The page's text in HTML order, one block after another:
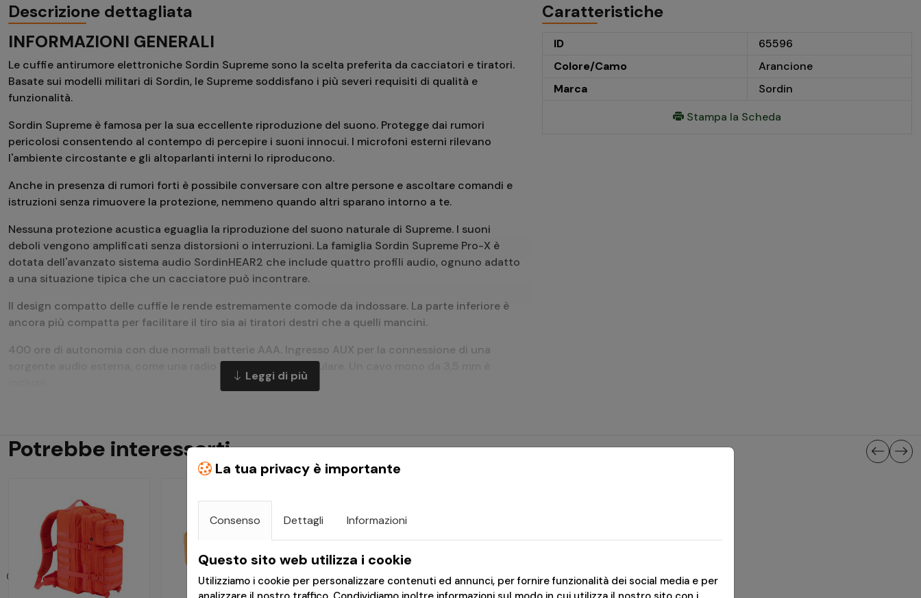
Descrizione dettagliata
INFORMAZIONI GENERALI
Le cuffie antirumore elettroniche Sordin Supreme sono la scelta preferita da cacciatori e tiratori.
Basate sui modelli militari di Sordin, le Supreme soddisfano i più severi requisiti di qualità e
funzionalità.
Sordin Supreme è famosa per la sua eccellente riproduzione del suono. Protegge dai rumori
pericolosi consentendo al contempo di percepire i suoni innocui. I microfoni esterni rilevano
l'ambiente circostante e gli altoparlanti interni lo riproducono.
Anche in presenza di rumori forti è possibile conversare con altre persone e ascoltare comandi e
istruzioni senza rimuovere la protezione, nemmeno quando altri sparano intorno a te.
Nessuna protezione acustica eguaglia la riproduzione del suono naturale di Supreme. I suoni
deboli vengono amplificati senza distorsioni o interruzioni. La famiglia Sordin Supreme Pro-X è
dotata dell'avanzato sistema audio SordinHEAR2 che include quattro profili audio, ognuno adatto
a una situazione tipica che un cacciatore può incontrare.
Il design compatto delle cuffie le rende estremamente comode da indossare. La parte inferiore è
ancora più compatta per facilitare il tiro sia ai tiratori destri che a quelli mancini.
400 ore di autonomia con due normali batterie AAA. Ingresso AUX per la connessione di una
sorgente audio esterna, come una radio da caccia o un cellulare. Un cavo mono da 3,5 mm è
tenuta in GEL per un comfort extra. La luce LED integrata semplifica la vita sul campo in
condizioni di oscurità. La luce si accende e si spegne facilmente premendo contemporaneamente
CARATTERISTICHE PRINCIPALI
Sistema SordinHEAR2 integrato per una qualità audio eccellente e quattro profili audio
diversi (Caccia, Messa a fuoco, Tiro e Comunicazione)
Luce LED che si spegne automaticamente dopo tre minuti
Leggi di più
Caratteristiche
ID
65596
Colore/Camo
Arancione
Marca
Sordin
Stampa la Scheda
Potrebbe interessarti
La tua privacy è importante
Consenso Dettagli Informazioni
Questo sito web utilizza i cookie
Utilizziamo i cookie per personalizzare contenuti ed annunci, per fornire funzionalità dei social media e per